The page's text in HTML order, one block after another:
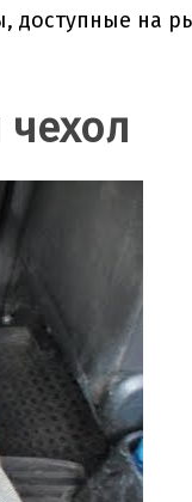
доступные на